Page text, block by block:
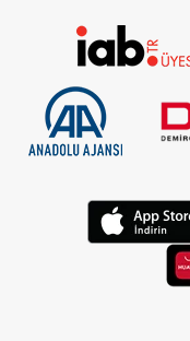
TJK Yarış
Ulaşın
TJK yarış programı,
koşulları gibi kritik
at yarışı programı
sunar. Yarışseverlerin